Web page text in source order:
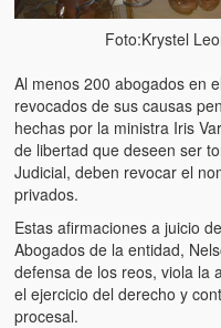
Los niños de las calles
Venezuela)
Luis y El Mono… en
Puente Llaguno,
Radio Emisoras y
de Chávez hasta el 2009
Victimas del 11 de abril
Víctimas del régimen
poder hasta el 31 de
Foto:Krystel
Al menos 200 abogados en
revocados de sus causas
hechas por la ministra Iris
de libertad que deseen ser
Judicial, deben revocar el
privados.
Estas afirmaciones a juicio
Abogados de la entidad,
defensa de los reos, viola la
el ejercicio del derecho y
procesal.